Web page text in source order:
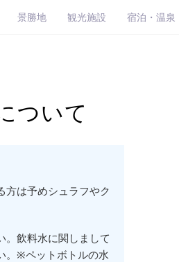
景勝地 観光施設 宿泊・温泉
ついて
方は予めシュラフやク
。飲料水に関しまして
。※ペットボトルの水